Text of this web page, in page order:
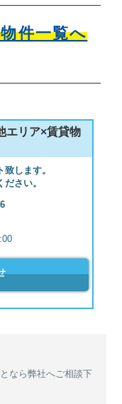
件一覧へ
エリア×賃貸物
します。
さい。
なら弊社へご相談下